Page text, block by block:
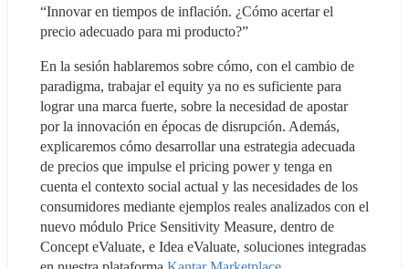
“Innovar en tiempos de inflación. ¿Cómo acertar el
precio adecuado para mi producto?”
En la sesión hablaremos sobre cómo, con el cambio de
paradigma, trabajar el equity ya no es suficiente para
lograr una marca fuerte, sobre la necesidad de apostar
por la innovación en épocas de disrupción. Además,
explicaremos cómo desarrollar una estrategia adecuada
de precios que impulse el pricing power y tenga en
cuenta el contexto social actual y las necesidades de los
consumidores mediante ejemplos reales analizados con el
nuevo módulo Price Sensitivity Measure, dentro de
Concept eValuate, e Idea eValuate, soluciones integradas